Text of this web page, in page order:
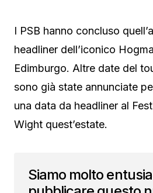
I PSB hanno concluso
headliner dell’iconico
Edimburgo. Altre date del
sono già state annunciate
una data da headliner al
Wight quest’estate.
Siamo molto